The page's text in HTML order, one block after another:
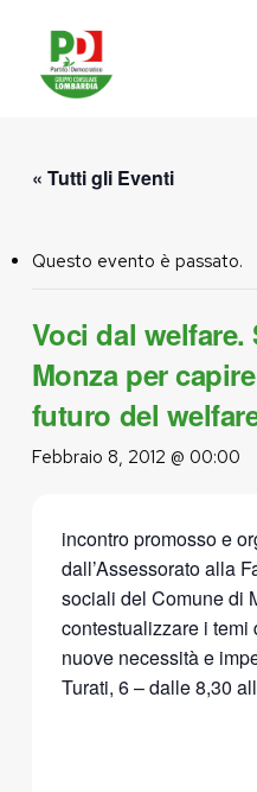
content
« Tutti gli Eventi
Questo evento è passato.
Voci dal welfare.
Monza per
futuro del
Febbraio 8, 2012 @ 00:00
incontro promosso e
dall’Assessorato alla
sociali del Comune di
contestualizzare i temi
nuove necessità e
Turati, 6 – dalle 8,30